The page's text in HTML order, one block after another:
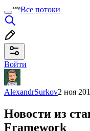
Все потоки
Войти
AlexandrSurkov2 ноя
Новости из
Framework